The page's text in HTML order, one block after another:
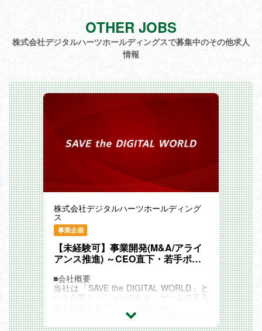
OTHER JOBS
株式会社デジタルハーツホールディングスで募集中のその他求人
情報
株式会社デジタルハーツホールディング
ス
事業企画
【未経験可】事業開発(M&A/アライ
アンス推進) ～CEO直下・若手ポテ
■会社概要
当社は「SAVE the DIGITAL WORLD」と
いう企業ミッションのもと、ゲームの不具
カスタマーサポート、翻訳・LQAなどのロ
ーカライゼーションサービス、マーケティ